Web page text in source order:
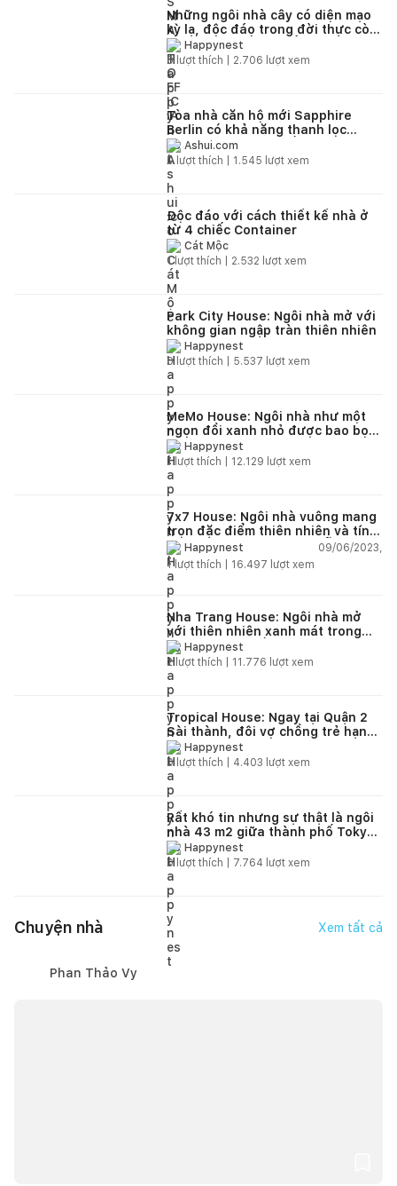
Những ngôi nhà cây có diện mạo
kỳ lạ, độc đáo trong đời thực còn
hơn cả từ thế giới cổ tích
Happynest
0 lượt thích | 2.706 lượt xem
Tòa nhà căn hộ mới Sapphire
Berlin có khả năng thanh lọc
không khí thành phố
Ashui.com
0lượt thích | 1.545 lượt xem
Độc đáo với cách thiết kế nhà ở
từ 4 chiếc Container
Cát Mộc
1lượt thích | 2.532 lượt xem
Park City House: Ngôi nhà mở với
không gian ngập tràn thiên nhiên
Happynest
0 lượt thích | 5.537 lượt xem
MeMo House: Ngôi nhà như một
ngọn đồi xanh nhỏ được bao bọc
bởi vườn cây từ dưới lên trên
Happynest
1lượt thích | 12.129 lượt xem
7x7 House: Ngôi nhà vuông mang
trọn đặc điểm thiên nhiên và tính
cách của con người Đà Nẵng
Happynest
09/06/2023,
1lượt thích | 16.497 lượt xem
Nha Trang House: Ngôi nhà mở
với thiên nhiên xanh mát trong
từng khoảng sống
Happynest
2lượt thích | 11.776 lượt xem
Tropical House: Ngay tại Quận 2
Sài thành, đôi vợ chồng trẻ hạnh
phúc trong căn hộ chung cư với
“nắng vàng, biển xanh” miền
nhiệt đới
Happynest
0 lượt thích | 4.403 lượt xem
Rất khó tin nhưng sự thật là ngôi
nhà 43 m2 giữa thành phố Tokyo
có cả "sân vườn trong nhà"
Happynest
0 lượt thích | 7.764 lượt xem
Chuyện nhà Xem tất cả
Phan Thảo Vy